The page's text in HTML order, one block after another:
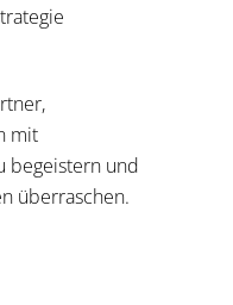
mit
begeistern und
überraschen.